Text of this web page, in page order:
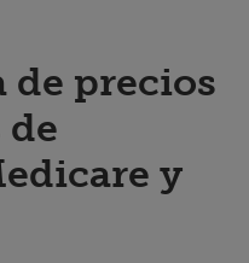
de precios
de
y